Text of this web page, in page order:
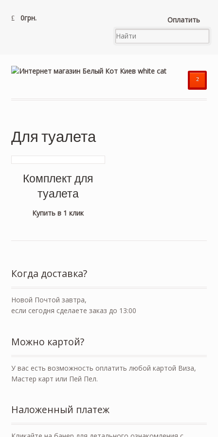
0грн. Оплатить
²
Для туалета
Комплект для
туалета
Купить в 1 клик
Когда доставка?
Новой Почтой завтра,
если сегодня сделаете заказ до 13:00
Можно картой?
У вас есть возможность оплатить любой картой Виза,
Мастер карт или Пей Пел.
Наложенный платеж